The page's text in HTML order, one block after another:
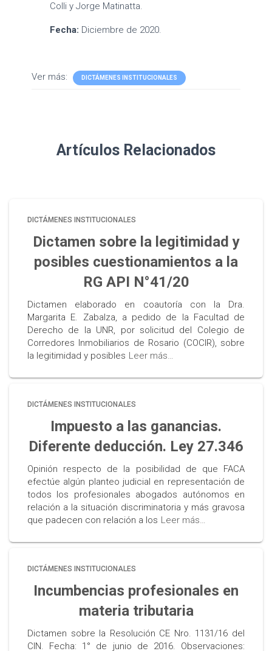
Colli y Jorge Matinatta.
Fecha: Diciembre de 2020.
Ver más: DICTÁMENES INSTITUCIONALES
Artículos Relacionados
DICTÁMENES INSTITUCIONALES
Dictamen sobre la legitimidad y
posibles cuestionamientos a la
RG API N°41/20
Dictamen elaborado en coautoría con la Dra.
Margarita E. Zabalza, a pedido de la Facultad de
Derecho de la UNR, por solicitud del Colegio de
Corredores Inmobiliarios de Rosario (COCIR), sobre
la legitimidad y posibles Leer más…
DICTÁMENES INSTITUCIONALES
Impuesto a las ganancias.
Diferente deducción. Ley 27.346
Opinión respecto de la posibilidad de que FACA
efectúe algún planteo judicial en representación de
todos los profesionales abogados autónomos en
relación a la situación discriminatoria y más gravosa
que padecen con relación a los Leer más…
DICTÁMENES INSTITUCIONALES
Incumbencias profesionales en
materia tributaria
Dictamen sobre la Resolución CE Nro. 1131/16 del
CIN. Fecha: 1° de junio de 2016. Observaciones: